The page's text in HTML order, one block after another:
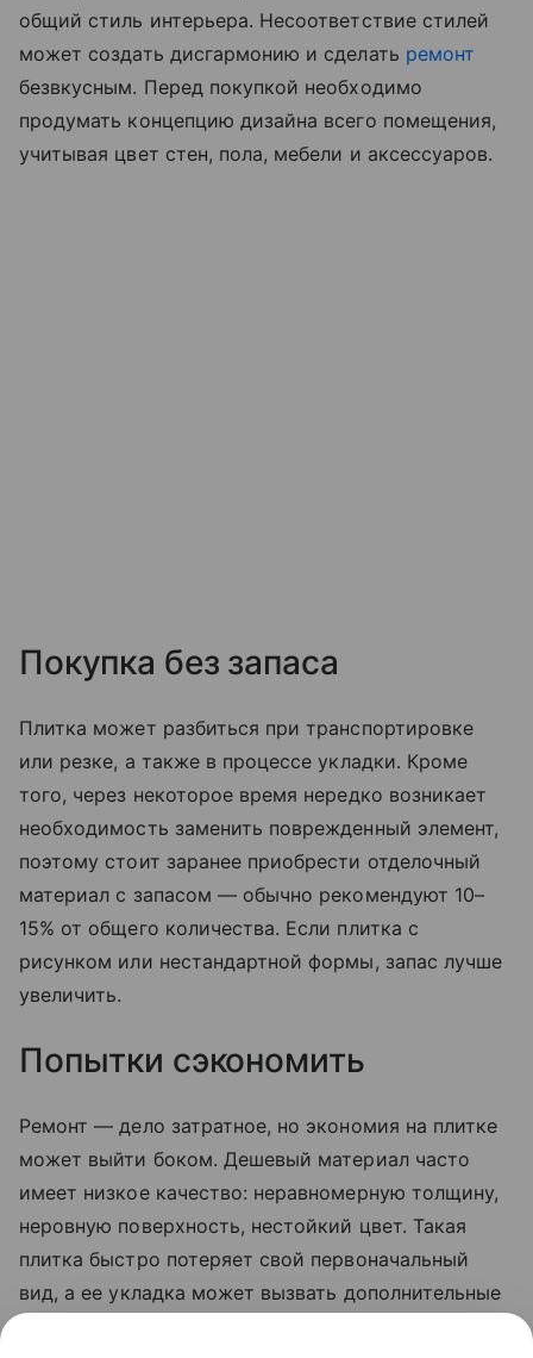
общий стиль интерьера. Несоответствие стилей
может создать дисгармонию и сделать ремонт
безвкусным. Перед покупкой необходимо
продумать концепцию дизайна всего помещения,
учитывая цвет стен, пола, мебели и аксессуаров.
Покупка без запаса
Плитка может разбиться при транспортировке
или резке, а также в процессе укладки. Кроме
того, через некоторое время нередко возникает
необходимость заменить поврежденный элемент,
поэтому стоит заранее приобрести отделочный
материал с запасом — обычно рекомендуют 10–
15% от общего количества. Если плитка с
рисунком или нестандартной формы, запас лучше
увеличить.
Попытки сэкономить
Ремонт — дело затратное, но экономия на плитке
может выйти боком. Дешевый материал часто
имеет низкое качество: неравномерную толщину,
неровную поверхность, нестойкий цвет. Такая
плитка быстро потеряет свой первоначальный
вид, а ее укладка может вызвать дополнительные